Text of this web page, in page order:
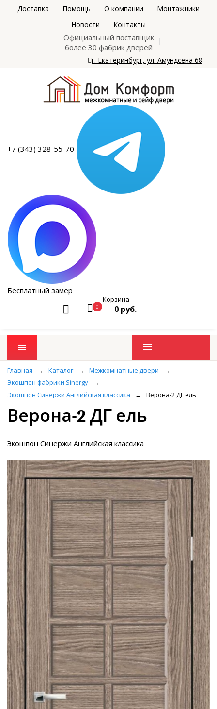
Доставка Помощь О компании
Монтажники
Новости
Контакты
Официальный поставщик
более 30 фабрик дверей
г. Екатеринбург, ул. Амундсена 68
+7 (343) 328-55-70
Бесплатный замер
0
Корзина
0 руб.
Промо товары
Главная → Каталог → Межкомнатные двери
→
Экошпон фабрики Sinergy
→
Экошпон Синержи Английская классика
→ Верона-2 ДГ ель
Верона-2 ДГ ель
Экошпон Синержи Английская классика